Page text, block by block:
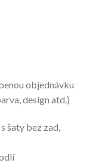
objednávku
design atd.)
šaty bez zad,